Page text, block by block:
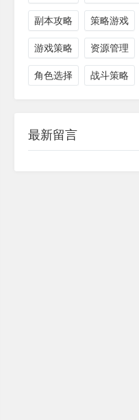
副本攻略 策略游戏
游戏策略 资源管理
角色选择 战斗策略
最新留言